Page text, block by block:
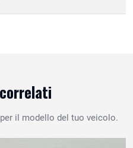
il modello del tuo veicolo.